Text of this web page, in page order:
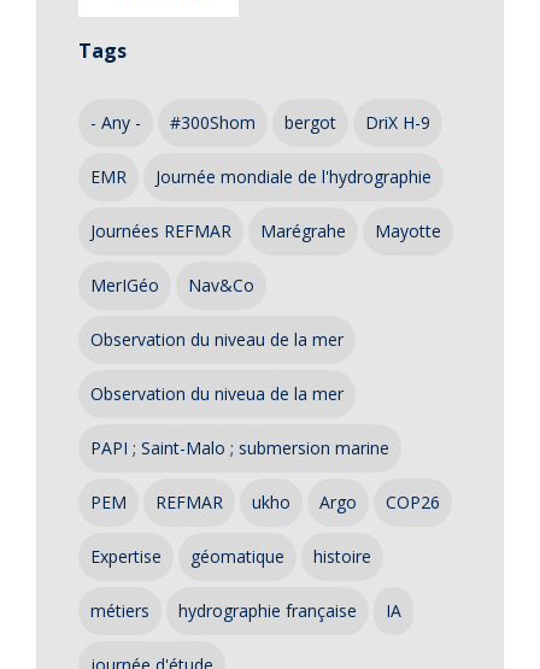
Tags
- Any - #300Shom bergot DriX H-9
EMR Journée mondiale de l'hydrographie
Journées REFMAR Marégrahe Mayotte
MerIGéo Nav&Co
Observation du niveau de la mer
Observation du niveua de la mer
PAPI ; Saint-Malo ; submersion marine
PEM REFMAR ukho Argo COP26
Expertise géomatique histoire
métiers hydrographie française IA